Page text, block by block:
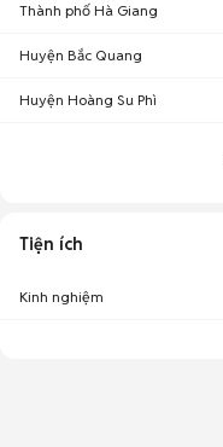
Thành phố Hà Giang
Huyện Bắc Quang
Huyện Hoàng Su Phì
Tiện ích
Kinh nghiệm